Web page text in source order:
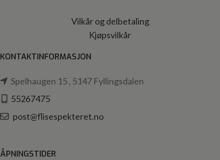
Vilkår og delbetaling
Kjøpsvilkår
KONTAKTINFORMASJON
Spelhaugen 15 , 5147 Fyllingsdalen
55267475
post@flisespekteret.no
ÅPNINGSTIDER